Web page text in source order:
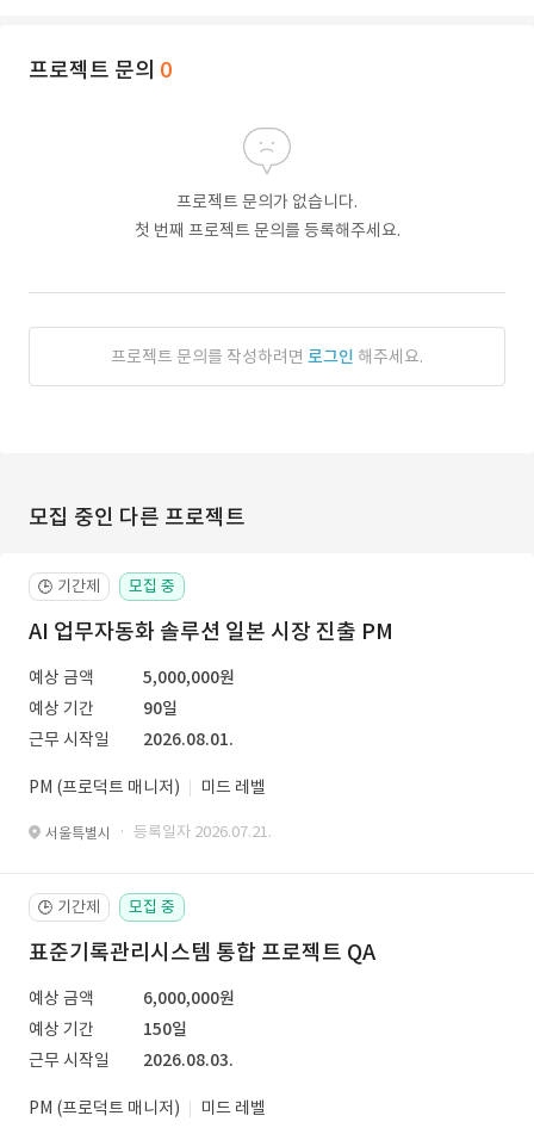
프로젝트 문의 0
프로젝트 문의가 없습니다.
첫 번째 프로젝트 문의를 등록해주세요.
프로젝트 문의를 작성하려면 로그인 해주세요.
모집 중인 다른 프로젝트
🕒 기간제 모집 중
AI 업무자동화 솔루션 일본 시장 진출 PM
예상 금액
5,000,000원
예상 기간
90일
근무 시작일
2026.08.01.
PM (프로덕트 매니저) 미드 레벨
서울특별시 · 등록일자 2026.07.21.
🕒 기간제 모집 중
표준기록관리시스템 통합 프로젝트 QA
예상 금액
6,000,000원
예상 기간
150일
근무 시작일
2026.08.03.
PM (프로덕트 매니저) 미드 레벨